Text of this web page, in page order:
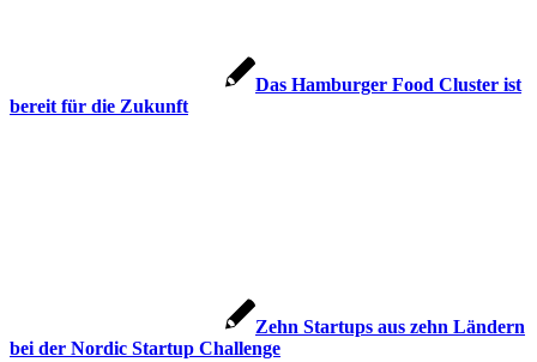
Das Hamburger Food Cluster ist
bereit für die Zukunft
Zehn Startups aus zehn Ländern
bei der Nordic Startup Challenge